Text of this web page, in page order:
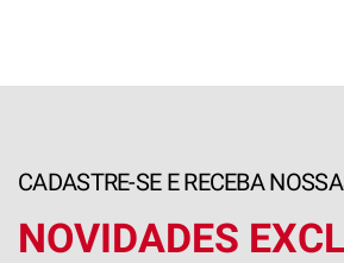
CADASTRE-SE E RECEBA
NOVIDADES